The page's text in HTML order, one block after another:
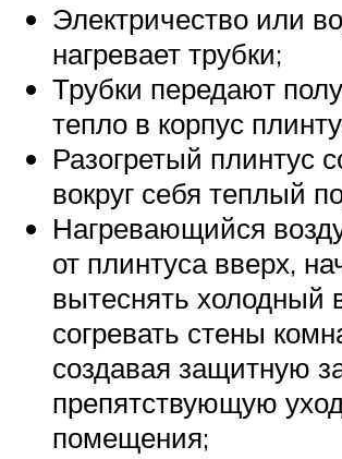
Электричество или
нагревает трубки;
Трубки передают
тепло в корпус
Разогретый плинтус
вокруг себя теплый
Нагревающийся
от плинтуса вверх,
вытеснять холодный
согревать стены
создавая защитную
препятствующую
помещения;